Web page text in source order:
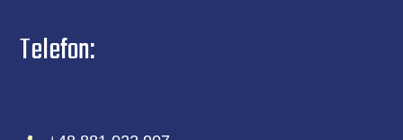
Telefon: